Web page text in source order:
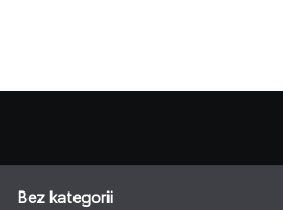
Bez kategorii